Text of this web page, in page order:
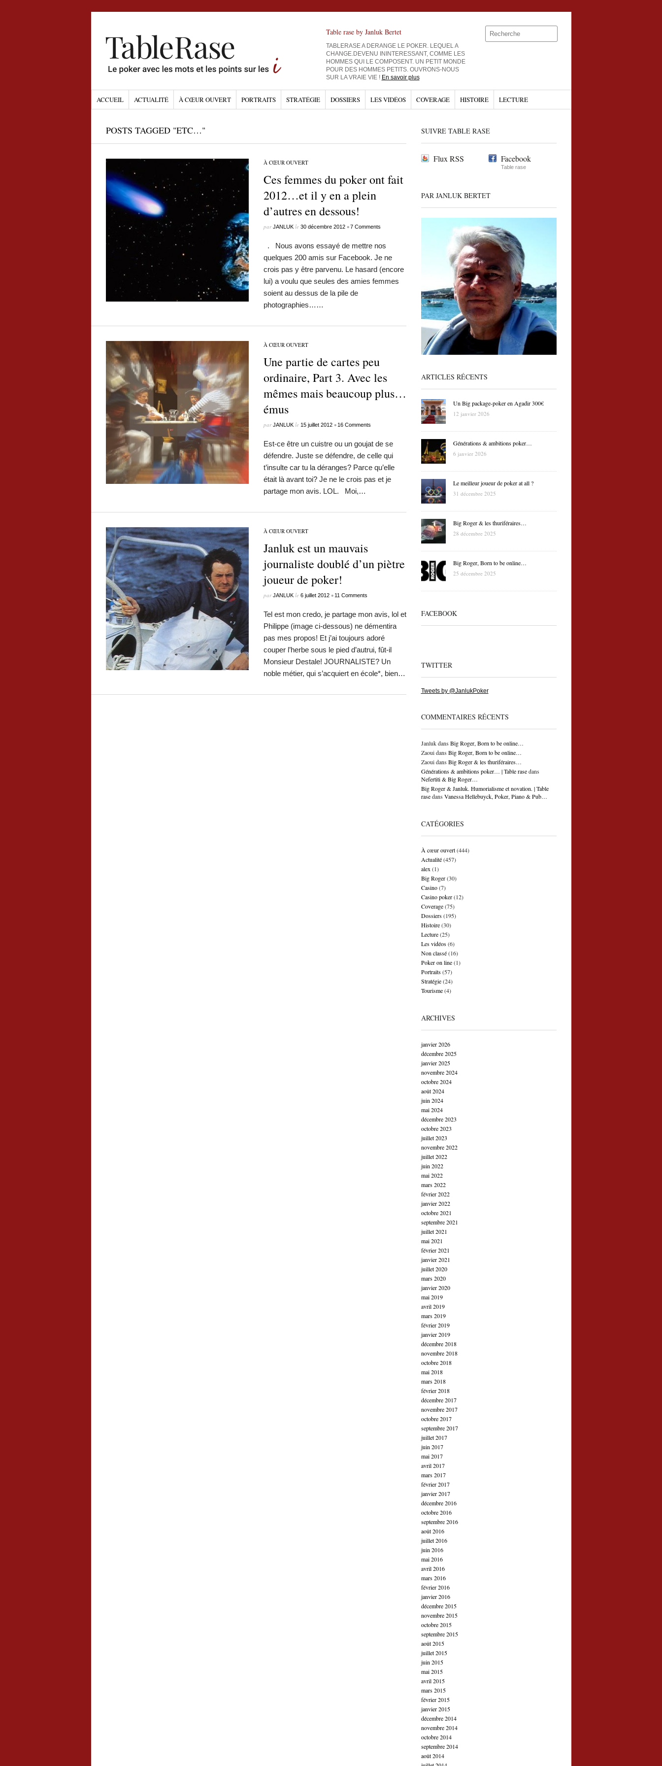
Table rase by Janluk Bertet
TABLERASE A DERANGE LE POKER. LEQUEL A
CHANGE.DEVENU ININTERESSANT, COMME LES
HOMMES QUI LE COMPOSENT. UN PETIT MONDE
POUR DES HOMMES PETITS. OUVRONS-NOUS
SUR LA VRAIE VIE ! En savoir plus
ACCUEIL ACTUALITÉ À CŒUR OUVERT PORTRAITS STRATÉGIE DOSSIERS LES VIDÉOS COVERAGE HISTOIRE LECTURE
POSTS TAGGED "ETC…"
À CŒUR OUVERT
Ces femmes du poker ont fait
2012…et il y en a plein
d’autres en dessous!
parJANLUKle 30 décembre 2012 •7 Comments
. Nous avons essayé de mettre nos
quelques 200 amis sur Facebook. Je ne
crois pas y être parvenu. Le hasard (encore
lui) a voulu que seules des amies femmes
soient au dessus de la pile de
photographies……
À CŒUR OUVERT
Une partie de cartes peu
ordinaire, Part 3. Avec les
mêmes mais beaucoup plus…
émus
parJANLUKle 15 juillet 2012 • 16 Comments
Est-ce être un cuistre ou un goujat de se
défendre. Juste se défendre, de celle qui
t’insulte car tu la déranges? Parce qu’elle
était là avant toi? Je ne le crois pas et je
partage mon avis. LOL. Moi,…
À CŒUR OUVERT
Janluk est un mauvais
journaliste doublé d’un piètre
joueur de poker!
parJANLUKle 6 juillet 2012 • 11 Comments
Tel est mon credo, je partage mon avis, lol et
Philippe (image ci-dessous) ne démentira
pas mes propos! Et j’ai toujours adoré
couper l’herbe sous le pied d’autrui, fût-il
Monsieur Destale! JOURNALISTE? Un
noble métier, qui s’acquiert en école*, bien…
SUIVRE TABLE RASE
Flux RSS Facebook
Table rase
PAR JANLUK BERTET
ARTICLES RÉCENTS
Un Big package-poker en Agadir 300€
12 janvier 2026
Générations & ambitions poker…
6 janvier 2026
Le meilleur joueur de poker at all ?
31 décembre 2025
Big Roger & les thuriféraires…
28 décembre 2025
Big Roger, Born to be online…
25 décembre 2025
FACEBOOK
TWITTER
Tweets by @JanlukPoker
COMMENTAIRES RÉCENTS
Janlukdans Big Roger, Born to be online…
Zaouidans Big Roger, Born to be online…
Zaouidans Big Roger & les thuriféraires…
Générations & ambitions poker… | Table rasedans
Nefertiti & Big Roger…
Big Roger & Janluk. Humorialisme et novation. | Table
rasedans Vanessa Hellebuyck, Poker, Piano & Pub…
CATÉGORIES
À cœur ouvert(444)
Actualité(457)
alex (1)
Big Roger(30)
Casino(7)
Casino poker(12)
Coverage(75)
Dossiers(195)
Histoire(30)
Lecture(25)
Les vidéos(6)
Non classé(16)
Poker on line(1)
Portraits(57)
Stratégie(24)
Tourisme(4)
ARCHIVES
janvier 2026
décembre 2025
janvier 2025
novembre 2024
octobre 2024
août 2024
juin 2024
mai 2024
décembre 2023
octobre 2023
juillet 2023
novembre 2022
juillet 2022
juin 2022
mai 2022
mars 2022
février 2022
janvier 2022
octobre 2021
septembre 2021
juillet 2021
mai 2021
février 2021
janvier 2021
juillet 2020
mars 2020
janvier 2020
mai 2019
avril 2019
mars 2019
février 2019
janvier 2019
décembre 2018
novembre 2018
octobre 2018
mai 2018
mars 2018
février 2018
décembre 2017
novembre 2017
octobre 2017
septembre 2017
juillet 2017
juin 2017
mai 2017
avril 2017
mars 2017
février 2017
janvier 2017
décembre 2016
octobre 2016
septembre 2016
août 2016
juillet 2016
juin 2016
mai 2016
avril 2016
mars 2016
février 2016
janvier 2016
décembre 2015
novembre 2015
octobre 2015
septembre 2015
août 2015
juillet 2015
juin 2015
mai 2015
avril 2015
mars 2015
février 2015
janvier 2015
décembre 2014
novembre 2014
octobre 2014
septembre 2014
août 2014